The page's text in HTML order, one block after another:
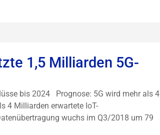
1,5 Milliarden 5G-
bis 2024 Prognose: 5G wird mehr als
4 Milliarden erwartete IoT-
wuchs im Q3/2018 um 79